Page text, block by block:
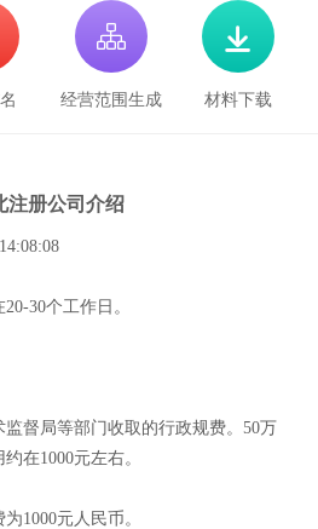

经营范围生成

材料下载
注册公司介绍
30个工作日。
督局等部门收取的行政规费。50万
在1000元左右。
1000元人民币。